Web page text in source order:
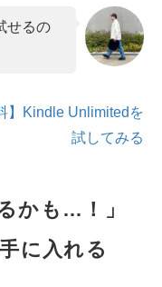
せるの
】Kindle Unlimitedを
試してみる
かも…！」
に入れる